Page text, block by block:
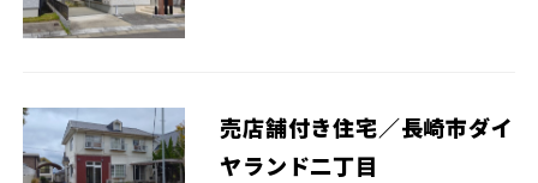
売店舗付き住宅／長崎市ダイ
ヤランド二丁目